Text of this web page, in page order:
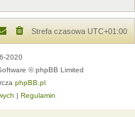
Strefa czasowa UTC+01:00
2020
© phpBB Limited
phpBB.pl
| Regulamin